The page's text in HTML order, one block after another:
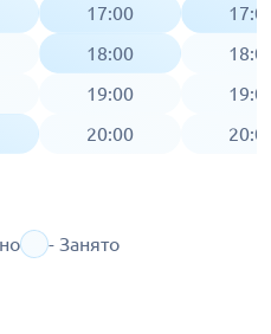
17:00
18:00
19:00
20:00
- Занято